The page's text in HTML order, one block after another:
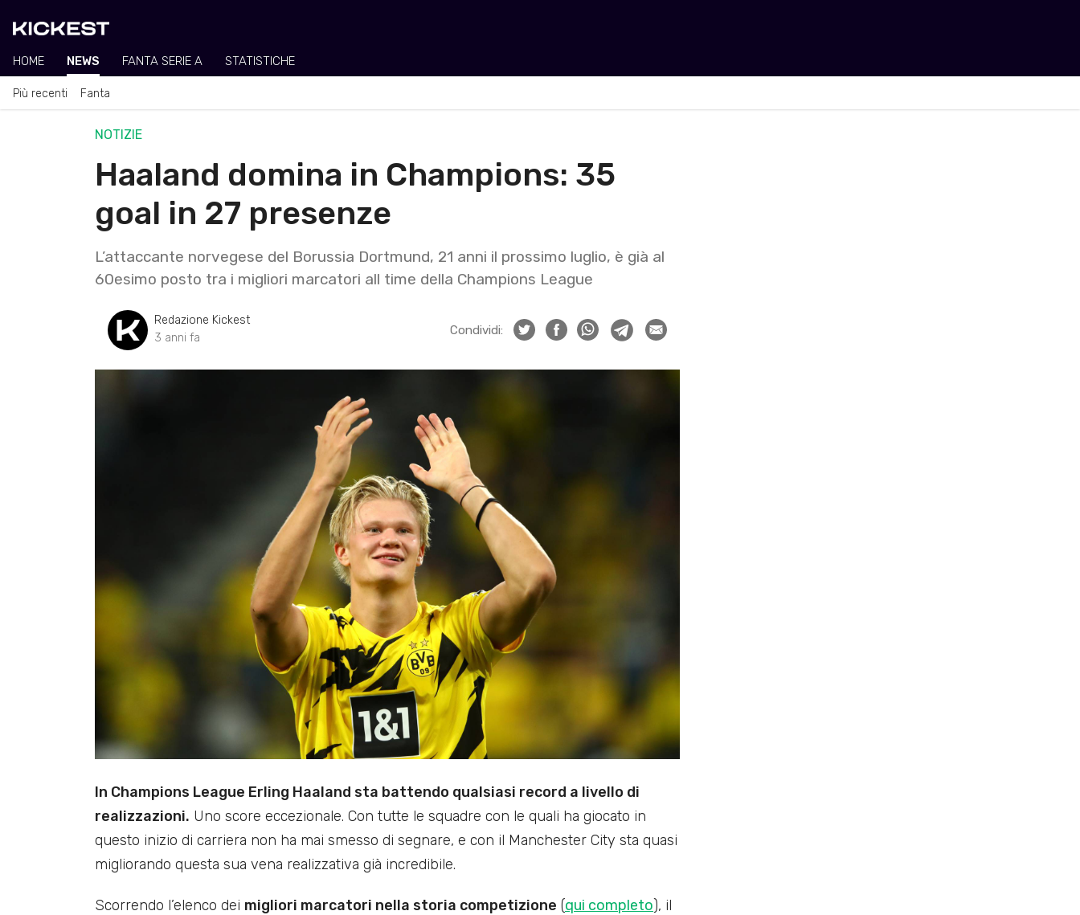
HOME NEWS FANTA SERIE A STATISTICHE
Più recenti Fanta
NOTIZIE
Haaland domina in Champions: 35
goal in 27 presenze
L’attaccante norvegese del Borussia Dortmund, 21 anni il prossimo luglio, è già al
60esimo posto tra i migliori marcatori all time della Champions League
Redazione Kickest
3 anni fa
Condividi:
In Champions League Erling Haaland sta battendo qualsiasi record a livello di
realizzazioni. Uno score eccezionale. Con tutte le squadre con le quali ha giocato in
questo inizio di carriera non ha mai smesso di segnare, e con il Manchester City sta quasi
migliorando questa sua vena realizzativa già incredibile.
Scorrendo l’elenco dei migliori marcatori nella storia competizione (qui completo), il